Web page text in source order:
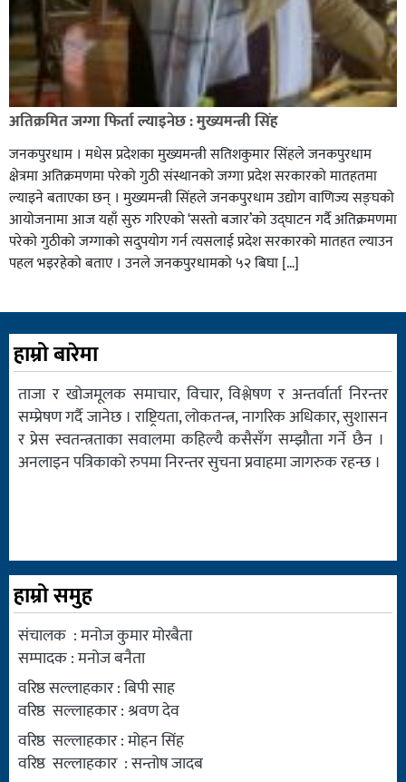
अतिक्रमित जग्गा फिर्ता ल्याइनेछ : मुख्यमन्त्री सिंह
जनकपुरधाम । मधेस प्रदेशका मुख्यमन्त्री सतिशकुमार सिंहले जनकपुरधाम
क्षेत्रमा अतिक्रमणमा परेको गुठी संस्थानको जग्गा प्रदेश सरकारको मातहतमा
ल्याइने बताएका छन् । मुख्यमन्त्री सिंहले जनकपुरधाम उद्योग वाणिज्य सङ्घको
आयोजनामा आज यहाँ सुरु गरिएको ‘सस्तो बजार’को उद्घाटन गर्दै अतिक्रमणमा
परेको गुठीको जग्गाको सदुपयोग गर्न त्यसलाई प्रदेश सरकारको मातहत ल्याउन
पहल भइरहेको बताए । उनले जनकपुरधामको ५२ बिघा […]
हाम्रो बारेमा
ताजा र खोजमूलक समाचार, विचार, विश्लेषण र अन्तर्वार्ता निरन्तर
सम्प्रेषण गर्दै जानेछ । राष्ट्रियता, लोकतन्त्र, नागरिक अधिकार, सुशासन
र प्रेस स्वतन्त्रताका सवालमा कहिल्यै कसैसँग सम्झौता गर्ने छैन ।
अनलाइन पत्रिकाको रुपमा निरन्तर सुचना प्रवाहमा जागरुक रहन्छ ।
हाम्रो समुह
संचालक : मनोज कुमार मोरबैता
सम्पादक : मनोज बनैता
वरिष्ठ सल्लाहकार : बिपी साह
वरिष्ठ सल्लाहकार : श्रवण देव
वरिष्ठ सल्लाहकार : मोहन सिंह
वरिष्ठ सल्लाहकार : सन्तोष जादब